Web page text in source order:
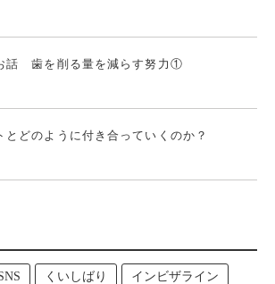
話 歯を削る量を減らす努力①
とどのように付き合っていくのか？
くいしばり インビザライン